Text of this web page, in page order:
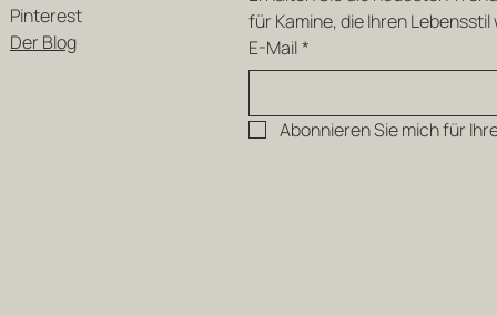
Pinterest
Der Blog
für Kamine, die Ihren
E-Mail*
Abonnieren Sie mich für